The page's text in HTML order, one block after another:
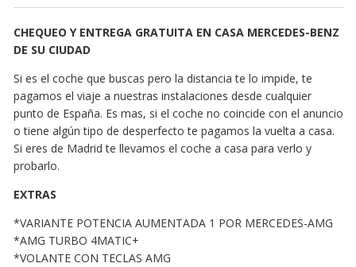
CHEQUEO Y ENTREGA GRATUITA EN CASA MERCEDES-BENZ
DE SU CIUDAD
Si es el coche que buscas pero la distancia te lo impide, te
pagamos el viaje a nuestras instalaciones desde cualquier
punto de España. Es mas, si el coche no coincide con el anuncio
o tiene algún tipo de desperfecto te pagamos la vuelta a casa.
Si eres de Madrid te llevamos el coche a casa para verlo y
probarlo.
EXTRAS
*VARIANTE POTENCIA AUMENTADA 1 POR MERCEDES-AMG
*AMG TURBO 4MATIC+
*VOLANTE CON TECLAS AMG